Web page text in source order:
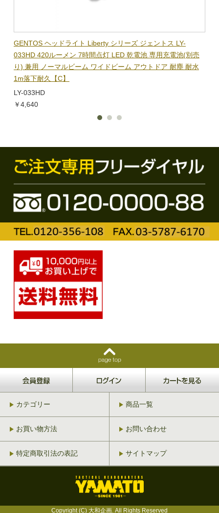
GENTOS ヘッドライト Liberty シリーズ ジェントス LY-
033HD 420ルーメン 7時間点灯 LED 乾電池 専用充電池(別売
り) 兼用 ノーマルビーム ワイドビーム アウトドア 耐塵 耐水
1m落下耐久【C】
LY-033HD
￥4,640
カテゴリー 商品一覧
お買い物方法 お問い合わせ
特定商取引法の表記 サイトマップ
Copyright (C) 大和企画. All Rights Reserved